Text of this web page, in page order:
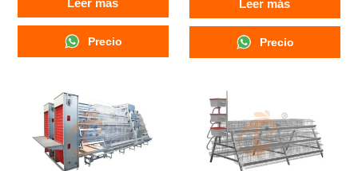
alimenticia del 15-20%
4. Incremento en producción
de huevos del 10%
5. Número de
+8618830120193
Leer más
Precio
edad hasta gallinas ponedoras
adultas
3. Su vida útil es de más de
25 años
24 horas. El número de
WhatsApp es
+8618830120193, +234
8111199996
Leer más
Precio